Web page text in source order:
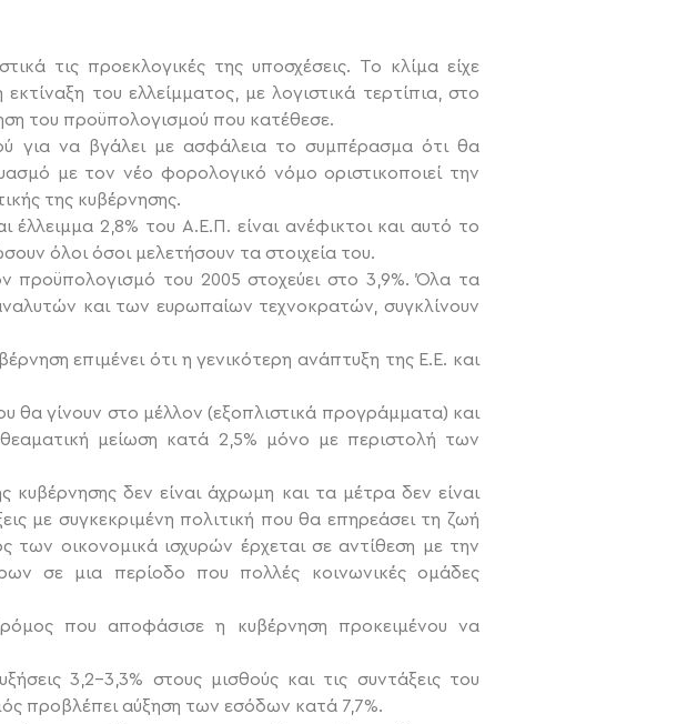
τις προεκλογικές της υποσχέσεις. Το κλίμα είχε
του ελλείμματος, με λογιστικά τερτίπια, στο
του προϋπολογισμού που κατέθεσε.
για να βγάλει με ασφάλεια το συμπέρασμα ότι θα
με τον νέο φορολογικό νόμο οριστικοποιεί την
της κυβέρνησης.
2,8% του Α.Ε.Π. είναι ανέφικτοι και αυτό το
όλοι όσοι μελετήσουν τα στοιχεία του.
προϋπολογισμό του 2005 στοχεύει στο 3,9%. Όλα τα
και των ευρωπαίων τεχνοκρατών, συγκλίνουν
επιμένει ότι η γενικότερη ανάπτυξη της Ε.Ε. και
θα γίνουν στο μέλλον (εξοπλιστικά προγράμματα) και
μείωση κατά 2,5% μόνο με περιστολή των
δεν είναι άχρωμη και τα μέτρα δεν είναι
με συγκεκριμένη πολιτική που θα επηρεάσει τη ζωή
οικονομικά ισχυρών έρχεται σε αντίθεση με την
σε μια περίοδο που πολλές κοινωνικές ομάδες
που αποφάσισε η κυβέρνηση προκειμένου να
3,2-3,3% στους μισθούς και τις συντάξεις του
προβλέπει αύξηση των εσόδων κατά 7,7%.